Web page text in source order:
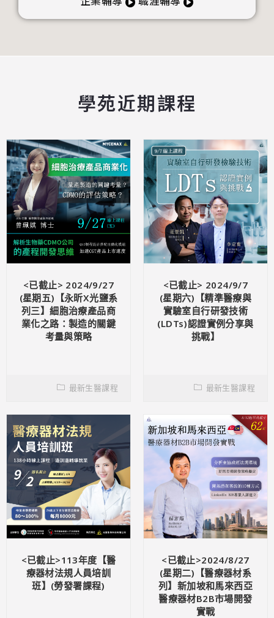
學苑近期課程
<已截止> 2024/9/27
(星期五)【永昕X光鹽系
列三】細胞治療產品商
業化之路：製造的關鍵
考量與策略
最新生醫課程
<已截止> 2024/9/7
(星期六)【精準醫療與
實驗室自行研發技術
(LDTs)認證實例分享與
挑戰】
最新生醫課程
<已截止>113年度【醫
療器材法規人員培訓
班】(勞發署課程)
<已截止>2024/8/27
(星期二)【醫療器材系
列】新加坡和馬來西亞
醫療器材B2B市場開發
實戰